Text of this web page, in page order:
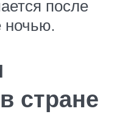
после
ночью.
стране